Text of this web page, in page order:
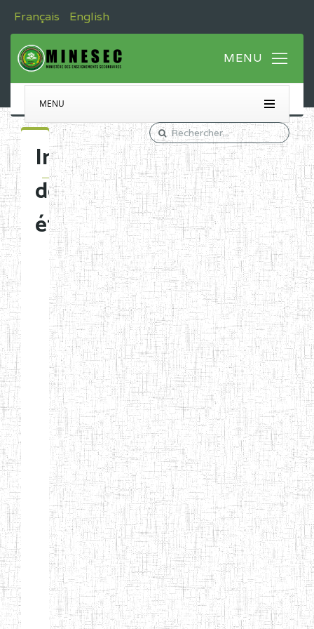
Français English
MENU
Immatriculation
des
établissements
Etablissements
d'enseignement
normal
ENI
Chercher:
Effacer les filtres
Denomination
Type